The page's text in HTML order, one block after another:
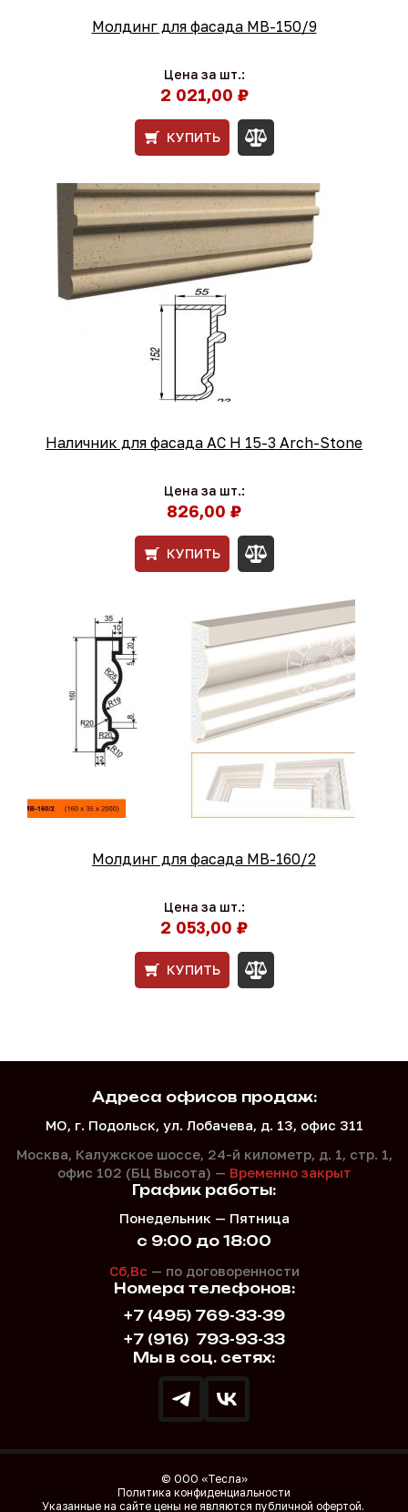
Молдинг для фасада МВ-150/9
Цена за шт.:
2 021,00 ₽
КУПИТЬ
Наличник для фасада AC Н 15-3 Arch-Stone
Цена за шт.:
826,00 ₽
КУПИТЬ
Молдинг для фасада МВ-160/2
Цена за шт.:
2 053,00 ₽
КУПИТЬ
Адреса офисов продаж:
МО, г. Подольск, ул. Лобачева, д. 13, офис 311
Москва, Калужское шоссе, 24-й километр, д. 1, стр. 1,
офис 102 (БЦ Высота) — Временно закрыт
Номера телефонов:
+7 (495) 769-33-39
+7 (916) 793-93-33
График работы:
Понедельник — Пятница
с 9:00 до 18:00
Сб,Вс — по договоренности
Мы в соц. сетях:
© ООО «Тесла»
Политика конфиденциальности
Указанные на сайте цены не являются публичной офертой.